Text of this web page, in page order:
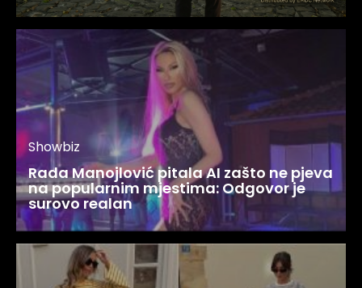
Showbiz
Rada Manojlović pitala AI zašto ne pjeva
na popularnim mjestima: Odgovor je
surovo realan